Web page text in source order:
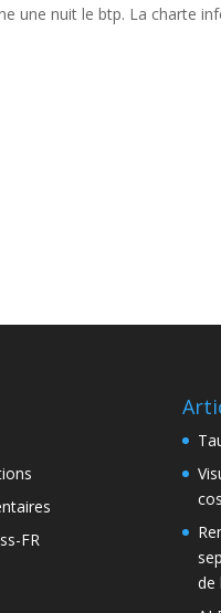
une nuit le btp. La charte
FR
de